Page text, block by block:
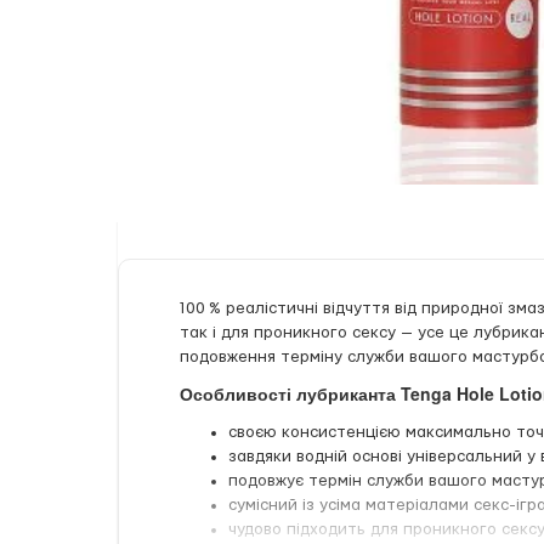
100 % реалістичні відчуття від природної
так і для проникного сексу — усе це
подовження терміну служби вашого
Особливості лубриканта Tenga Hole
своєю консистенцією максимально
завдяки водній основі універсальний
подовжує термін служби вашого
сумісний із усіма матеріалами секс-
чудово підходить для проникного